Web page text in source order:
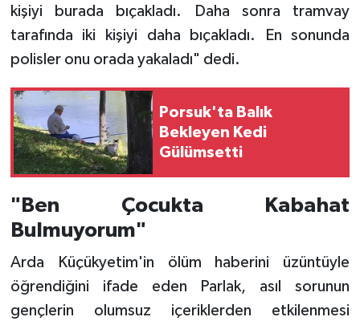
kişiyi burada bıçakladı. Daha sonra tramvay
tarafında iki kişiyi daha bıçakladı. En sonunda
polisler onu orada yakaladı" dedi.
Porsuk'ta Balık
Bekleyen Kedi
Gülümsetti
"Ben Çocukta Kabahat
Bulmuyorum"
Arda Küçükyetim'in ölüm haberini üzüntüyle
öğrendiğini ifade eden Parlak, asıl sorunun
gençlerin olumsuz içeriklerden etkilenmesi